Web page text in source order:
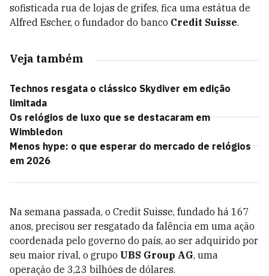
sofisticada rua de lojas de grifes, fica uma estátua de
Alfred Escher, o fundador do banco Credit Suisse.
Veja também
Technos resgata o clássico Skydiver em edição
limitada
Os relógios de luxo que se destacaram em
Wimbledon
Menos hype: o que esperar do mercado de relógios
em 2026
Na semana passada, o Credit Suisse, fundado há 167
anos, precisou ser resgatado da falência em uma ação
coordenada pelo governo do país, ao ser adquirido por
seu maior rival, o grupo UBS Group AG, uma
operação de 3,23 bilhões de dólares.